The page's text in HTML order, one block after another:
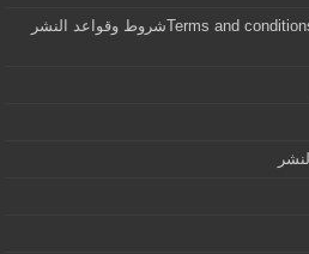
/Terms and conditions of publication in the magazineشروط وقواعد النشر